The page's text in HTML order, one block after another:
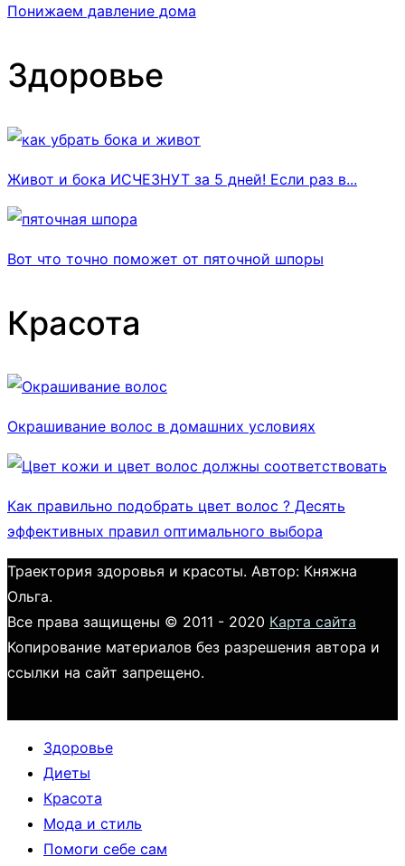
Понижаем давление дома
Здоровье
Живот и бока ИСЧЕЗНУТ за 5 дней! Если раз в...
Вот что точно поможет от пяточной шпоры
Красота
Окрашивание волос в домашних условиях
Как правильно подобрать цвет волос ? Десять
эффективных правил оптимального выбора
Траектория здоровья и красоты. Автор: Княжна
Ольга.
Все права защищены © 2011 - 2020 Карта сайта
Копирование материалов без разрешения автора и
ссылки на сайт запрещено.
Здоровье
Диеты
Красота
Мода и стиль
Помоги себе сам